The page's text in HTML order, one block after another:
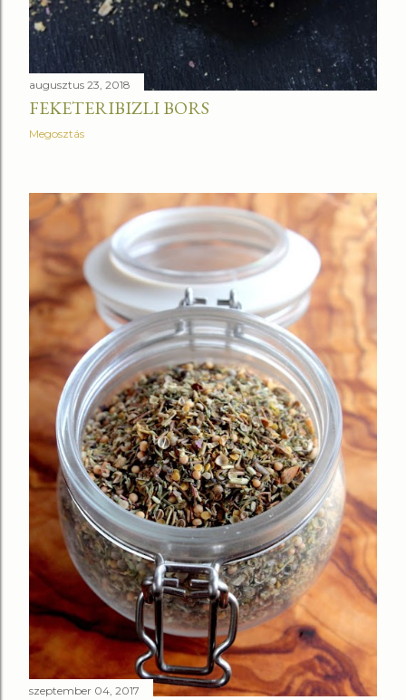
augusztus 23, 2018
FEKETERIBIZLI BORS
Megosztás
szeptember 04, 2017